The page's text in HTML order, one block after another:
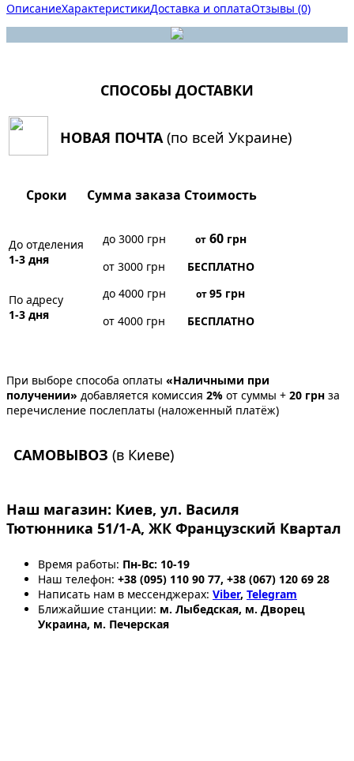
ОписаниеХарактеристикиДоставка и оплатаОтзывы (0)
СПОСОБЫ ДОСТАВКИ
НОВАЯ ПОЧТА(по всей Украине)
Сроки Сумма заказа Стоимость
До отделения
1-3 дня
до 3000 грн от60грн
от 3000 грн
БЕСПЛАТНО
По адресу
1-3 дня
до 4000 грн от95 грн
от 4000 грн
БЕСПЛАТНО
При выборе способа оплаты «Наличными при
получении» добавляется комиссия 2% от суммы + 20 грн за
перечисление послеплаты (наложенный платёж)
САМОВЫВОЗ (в Киеве)
Наш магазин: Киев, ул. Василя
Тютюнника 51/1-А, ЖК Французский Квартал
Время работы: Пн-Вс: 10-19
Наш телефон: +38 (095) 110 90 77, +38 (067) 120 69 28
Написать нам в мессенджерах: Viber, Telegram
Ближайшие станции: м. Лыбедская, м. Дворец
Украина, м. Печерская